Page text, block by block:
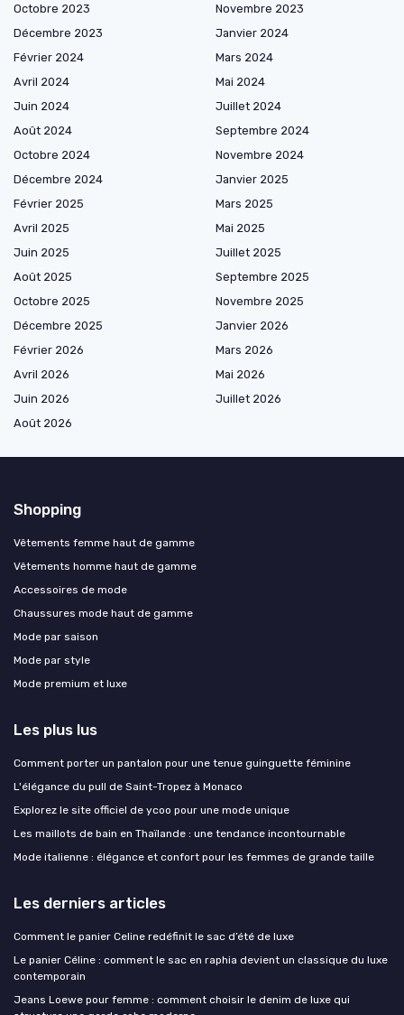
Octobre 2023
Novembre 2023
Décembre 2023
Janvier 2024
Février 2024
Mars 2024
Avril 2024
Mai 2024
Juin 2024
Juillet 2024
Août 2024
Septembre 2024
Octobre 2024
Novembre 2024
Décembre 2024
Janvier 2025
Février 2025
Mars 2025
Avril 2025
Mai 2025
Juin 2025
Juillet 2025
Août 2025
Septembre 2025
Octobre 2025
Novembre 2025
Décembre 2025
Janvier 2026
Février 2026
Mars 2026
Avril 2026
Mai 2026
Juin 2026
Juillet 2026
Août 2026
Shopping
Vêtements femme haut de gamme
Vêtements homme haut de gamme
Accessoires de mode
Chaussures mode haut de gamme
Mode par saison
Mode par style
Mode premium et luxe
Les plus lus
Comment porter un pantalon pour une tenue guinguette féminine
L'élégance du pull de Saint-Tropez à Monaco
Explorez le site officiel de ycoo pour une mode unique
Les maillots de bain en Thaïlande : une tendance incontournable
Mode italienne : élégance et confort pour les femmes de grande taille
Les derniers articles
Comment le panier Celine redéfinit le sac d’été de luxe
Le panier Céline : comment le sac en raphia devient un classique du luxe
contemporain
Jeans Loewe pour femme : comment choisir le denim de luxe qui